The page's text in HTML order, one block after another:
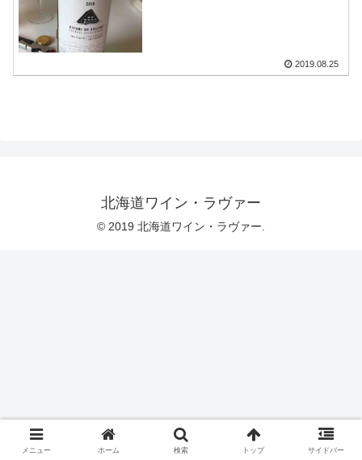
2019.08.25
北海道ワイン・ラヴァー
© 2019 北海道ワイン・ラヴァー.
メニュー ホーム 検索 トップ サイドバー